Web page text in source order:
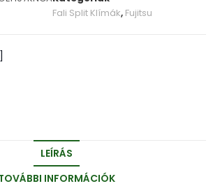
Fali Split Klímák, Fujitsu
LEÍRÁS
INFORMÁCIÓK